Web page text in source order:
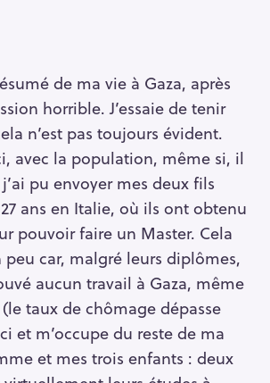
de ma vie à Gaza, après
horrible. J’essaie de tenir
n’est pas toujours évident.
avec la population, même si, il
pu envoyer mes deux fils
ans en Italie, où ils ont obtenu
pouvoir faire un Master. Cela
car, malgré leurs diplômes,
aucun travail à Gaza, même
taux de chômage dépasse
et m’occupe du reste de ma
et mes trois enfants : deux